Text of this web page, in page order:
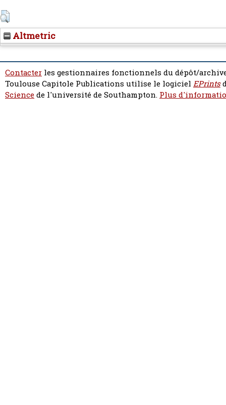
Altmetric
Contacter les gestionnaires fonctionnels du dépôt/
Toulouse Capitole Publications utilise le logiciel EPrints
Sciencede l'université de Southampton. Plus